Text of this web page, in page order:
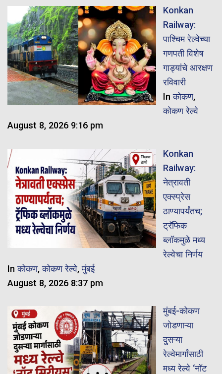
Konkan
Railway:
पाश्चिम रेल्वेच्या
गणपती विशेष
गाड्यांचे आरक्षण
रविवारी
Inकोकण,
कोकण रेल्वे
August 8, 2026 9:16 pm
Konkan
Railway:
नेत्रावती
एक्स्प्रेस
ठाण्यापर्यंतच;
ट्रॅफिक
ब्लॉकमुळे मध्य
रेल्वेचा निर्णय
Inकोकण,कोकण रेल्वे,मुंबई
August 8, 2026 8:37 pm
मुंबई-कोकण
जोडणाऱ्या
दुसऱ्या
रेल्वेमार्गांसाठी
मध्य रेल्वे ‘नॉट